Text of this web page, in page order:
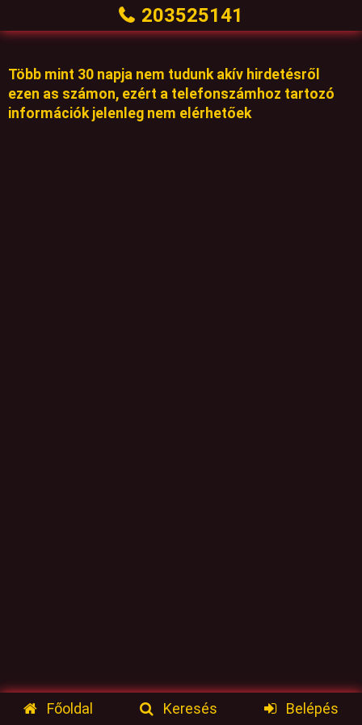
203525141
Főoldal Keresés Belépés
Több mint 30 napja nem tudunk akív hirdetésről
ezen as számon, ezért a telefonszámhoz tartozó
információk jelenleg nem elérhetőek